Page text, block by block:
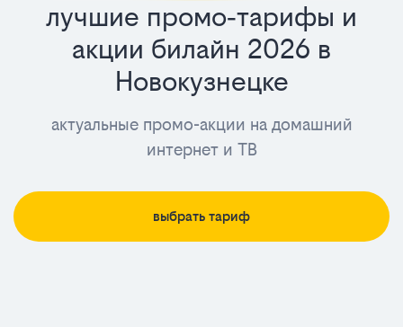
лучшие промо‑тарифы и
акции билайн 2026 в
Новокузнецке
лучшие
и
акции
2025
в
актуальные промо-акции на домашний
интернет и ТВ
выбрать тариф